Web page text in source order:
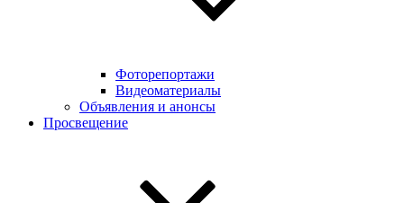
Фоторепортажи
Видеоматериалы
Объявления и анонсы
Просвещение